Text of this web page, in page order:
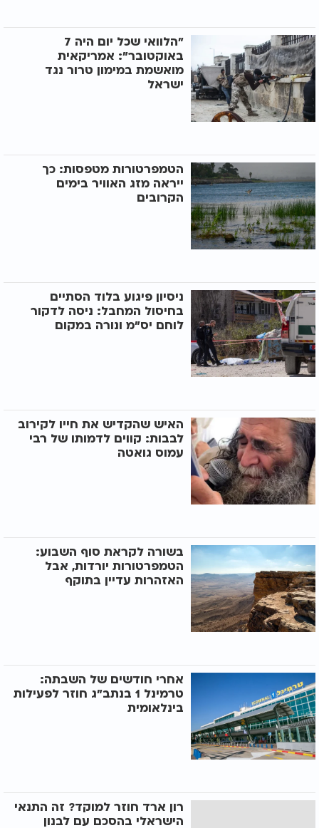
"הלוואי שכל יום היה 7
באוקטובר": אמריקאית
מואשמת במימון טרור נגד
ישראל
הטמפרטורות מטפסות: כך
ייראה מזג האוויר בימים
הקרובים
ניסיון פיגוע בלוד הסתיים
בחיסול המחבל: ניסה לדקור
לוחם יס"מ ונורה במקום
האיש שהקדיש את חייו לקירוב
לבבות: קווים לדמותו של רבי
עמוס גואטה
בשורה לקראת סוף השבוע:
הטמפרטורות יורדות, אבל
האזהרות עדיין בתוקף
אחרי חודשים של השבתה:
טרמינל 1 בנתב"ג חוזר לפעילות
בינלאומית
רון ארד חוזר למוקד? זה התנאי
הישראלי בהסכם עם לבנון